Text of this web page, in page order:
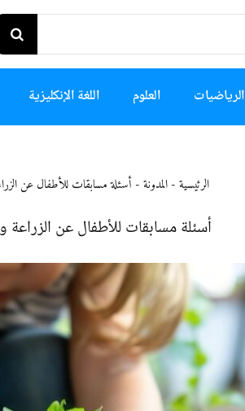
الرياضيات العلوم اللغة الإنكليزية
الرئيسية-المدونة-أسئلة مسابقات للأطفال عن
أسئلة مسابقات للأطفال عن الزراعة